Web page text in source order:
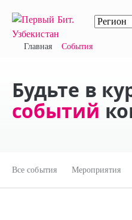
Главная События
Будьте в
событий
Все события Мероприятия